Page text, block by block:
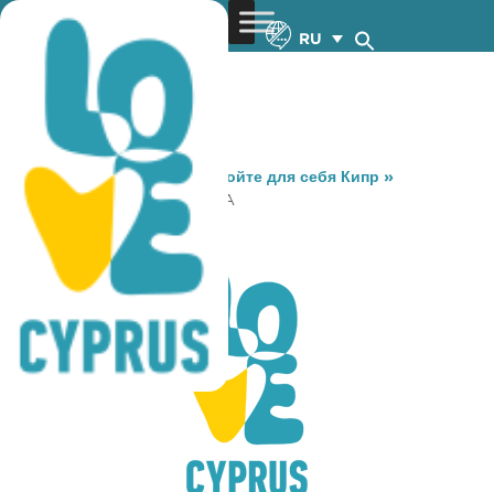
RU
You are here: Home »Откройте для себя Кипр »
Gastronomy
» BARRACUDA
BARRACUDA